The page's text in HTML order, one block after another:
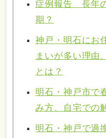
症例報告 長年
期？
神戸・明石にお
まいが多い理由
とは？
明石・神戸市で
み方、自宅での
明石・神戸で過